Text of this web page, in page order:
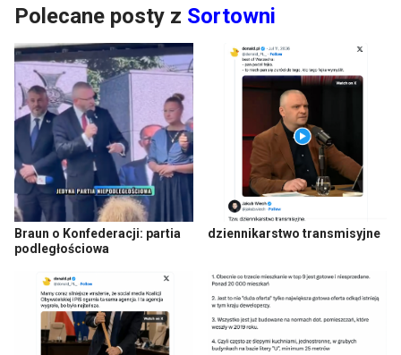
Polecane posty z Sortowni
Braun o Konfederacji: partia
podległościowa
dziennikarstwo transmisyjne